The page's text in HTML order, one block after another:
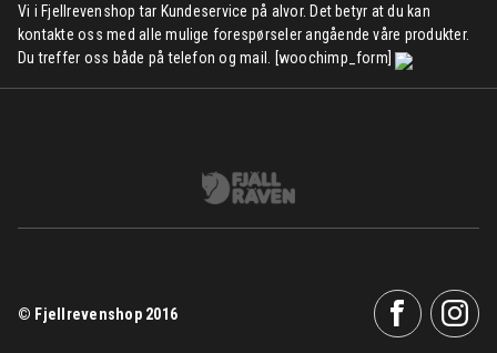
Vi i Fjellrevenshop tar Kundeservice på alvor. Det betyr at du kan
kontakte oss med alle mulige forespørseler angående våre produkter.
Du treffer oss både på telefon og mail. [woochimp_form]
© Fjellrevenshop 2016